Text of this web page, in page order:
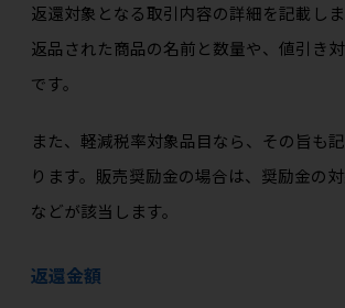
返還対象となる取引内容の詳細を記載しま
返品された商品の名前と数量や、値引き
です。
また、軽減税率対象品目なら、その旨も
ります。販売奨励金の場合は、奨励金の
などが該当します。
返還金額